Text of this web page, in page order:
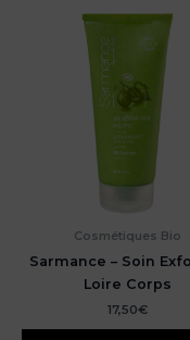
Cosmétiques Bio
Sarmance – Soin
Loire Corps
17,50€